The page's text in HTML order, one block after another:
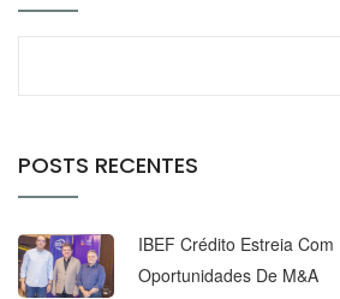
POSTS RECENTES
IBEF Crédito Estreia
Oportunidades De M&A